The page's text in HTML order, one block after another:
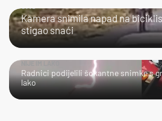
JAO...
Kamera snimila napad na
stigao snaći
Radnici podijelili šokantne snimke s
lako